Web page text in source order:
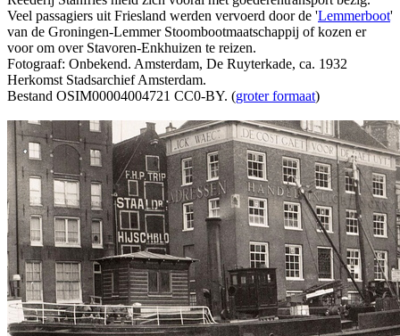
Veel passagiers uit Friesland werden vervoerd door de 'Lemmerboot'
van de Groningen-Lemmer Stoombootmaatschappij of kozen er
voor om over Stavoren-Enkhuizen te reizen.
Fotograaf: Onbekend. Amsterdam, De Ruyterkade, ca. 1932
Herkomst Stadsarchief Amsterdam.
Bestand OSIM00004004721 CC0-BY. (groter formaat)